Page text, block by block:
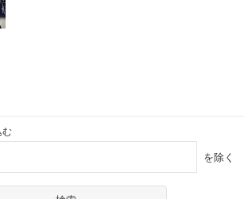
む
を除く